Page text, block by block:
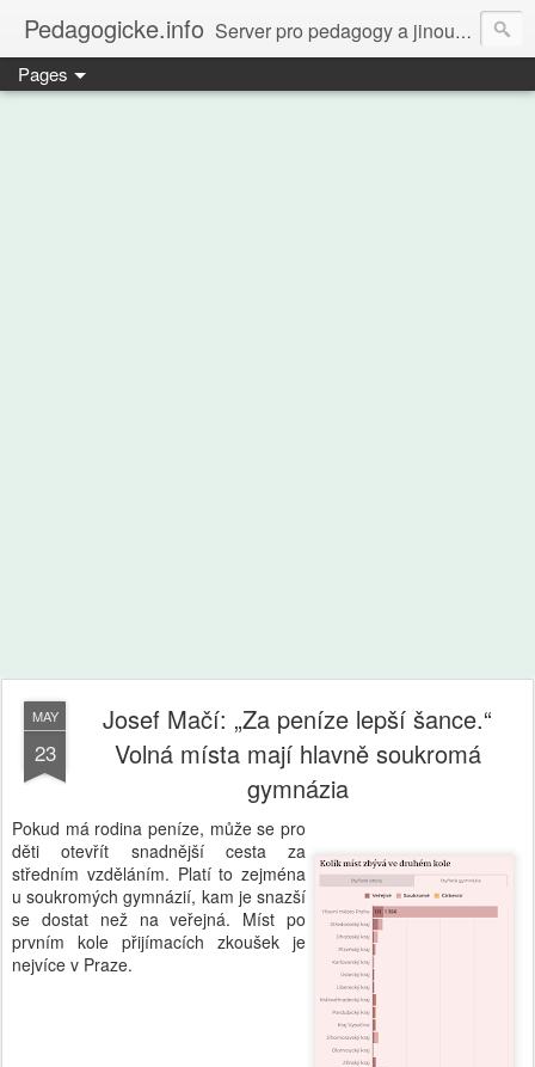
Pedagogicke.info Server pro pedagogy a jinou zvířenu
Pages
MAY
23
Josef Mačí: „Za peníze lepší šance.“
Volná místa mají hlavně soukromá
gymnázia
Pokud má rodina peníze, může se pro
děti otevřít snadnější cesta za
středním vzděláním. Platí to zejména
u soukromých gymnázií, kam je snazší
se dostat než na veřejná. Míst po
prvním kole přijímacích zkoušek je
nejvíce v Praze.